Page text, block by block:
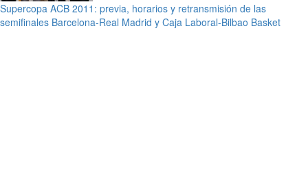
Supercopa ACB 2011: previa, horarios y retransmisión de las
semifinales Barcelona-Real Madrid y Caja Laboral-Bilbao Basket